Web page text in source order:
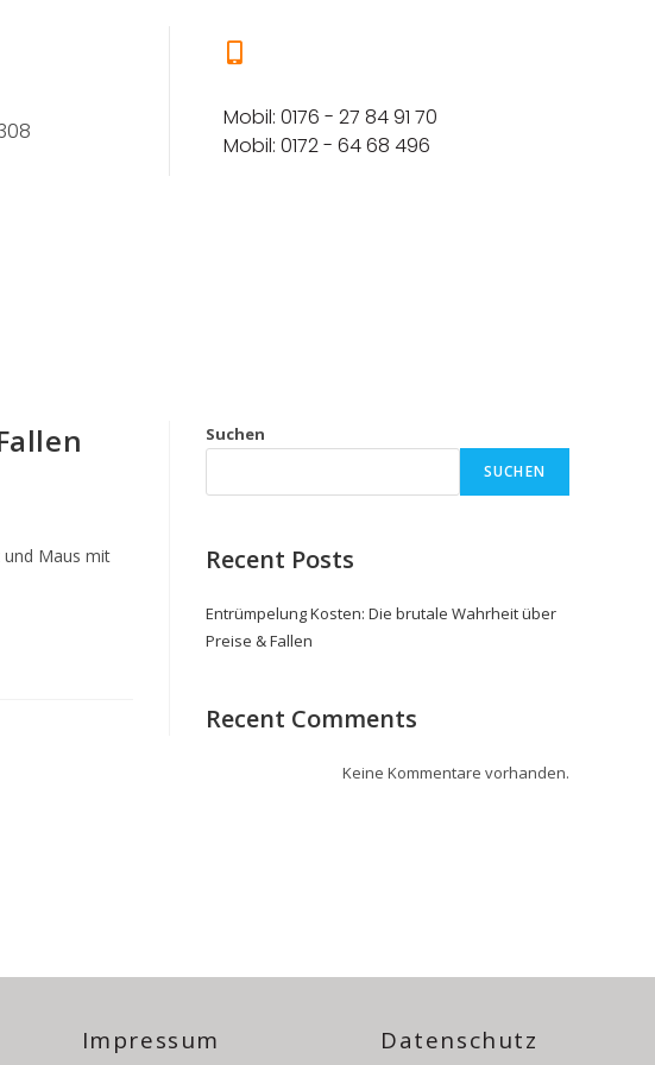
Mobil: 0176 - 27 84 91 70
Mobil: 0172 - 64 68 496
und Maus mit
Suchen
SUCHEN
Recent Posts
Entrümpelung Kosten: Die brutale Wahrheit über
Preise & Fallen
Recent Comments
Keine Kommentare vorhanden.
Impressum Datenschutz